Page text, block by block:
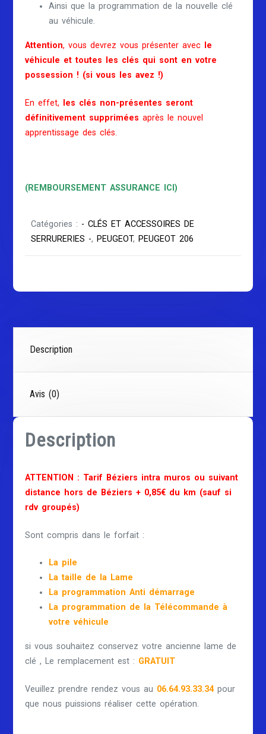
Ainsi que la programmation de la nouvelle clé
au véhicule.
Attention, vous devrez vous présenter avec le
véhicule et toutes les clés qui sont en votre
possession ! (si vous les avez !)
En effet, les clés non-présentes seront
définitivement supprimées après le nouvel
apprentissage des clés.
(REMBOURSEMENT ASSURANCE ICI)
Catégories : - CLÉS ET ACCESSOIRES DE
SERRURERIES -, PEUGEOT, PEUGEOT 206
Description
Avis (0)
Description
ATTENTION : Tarif Béziers intra muros ou suivant
distance hors de Béziers + 0,85€ du km (sauf si
rdv groupés)
Sont compris dans le forfait :
La pile
La taille de la Lame
La programmation Anti démarrage
La programmation de la Télécommande à
votre véhicule
si vous souhaitez conservez votre ancienne lame de
clé , Le remplacement est : GRATUIT
Veuillez prendre rendez vous au 06.64.93.33.34pour
que nous puissions réaliser cette opération.